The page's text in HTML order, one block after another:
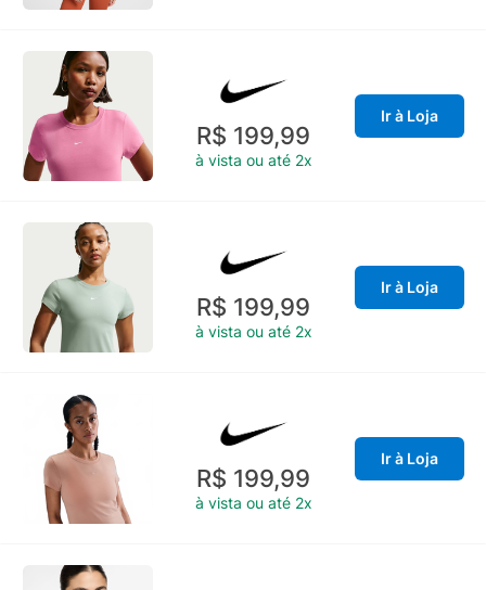
R$ 199,99
à vista ou até 2x
Ir à Loja
R$ 199,99
à vista ou até 2x
Ir à Loja
R$ 199,99
à vista ou até 2x
Ir à Loja